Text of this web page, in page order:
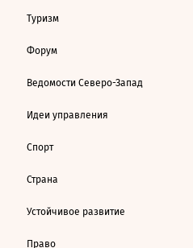
Туризм
Форум
Ведомости Северо-Запад
Идеи управления
Спорт
Страна
Устойчивое развитие
Право